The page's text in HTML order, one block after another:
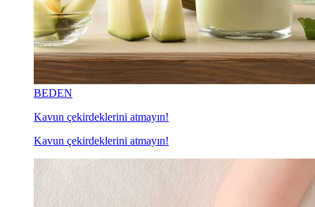
BEDEN
Kavun çekirdeklerini atmayın!
Kavun çekirdeklerini atmayın!